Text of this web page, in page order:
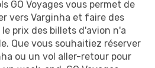
GO Voyages vous permet de
vers Varginha et faire des
prix des billets d'avion n'a
Que vous souhaitiez réserver
ou un vol aller-retour pour